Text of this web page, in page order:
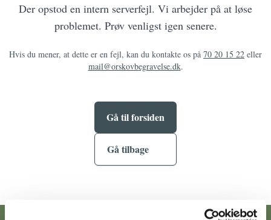
Der opstod en intern serverfejl. Vi arbejder på at løse
problemet. Prøv venligst igen senere.
Hvis du mener, at dette er en fejl, kan du kontakte os på 70 20 15 22 eller
mail@orskovbegravelse.dk.
Gå til forsiden
Gå tilbage